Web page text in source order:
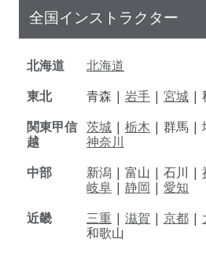
全国インストラクター
北海道
北海道
東北
青森 | 岩手 | 宮城 |
関東甲信
越
茨城 | 栃木 | 群馬 |
神奈川
中部
新潟 | 富山 | 石川 |
岐阜 | 静岡 | 愛知
近畿
三重 | 滋賀 | 京都 |
和歌山